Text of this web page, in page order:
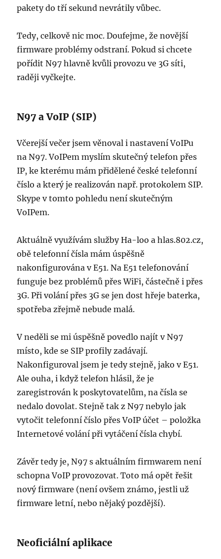
pakety do tří sekund nevrátily vůbec.
Tedy, celkově nic moc. Doufejme, že novější
firmware problémy odstraní. Pokud si chcete
pořídit N97 hlavně kvůli provozu ve 3G síti,
raději vyčkejte.
N97 a VoIP (SIP)
Včerejší večer jsem věnoval i nastavení VoIPu
na N97. VoIPem myslím skutečný telefon přes
IP, ke kterému mám přidělené české telefonní
číslo a který je realizován např. protokolem SIP.
Skype v tomto pohledu není skutečným
VoIPem.
Aktuálně využívám služby Ha-loo a hlas.802.cz,
obě telefonní čísla mám úspěšně
nakonfigurována v E51. Na E51 telefonování
funguje bez problémů přes WiFi, částečně i přes
3G. Při volání přes 3G se jen dost hřeje baterka,
spotřeba zřejmě nebude malá.
V neděli se mi úspěšně povedlo najít v N97
místo, kde se SIP profily zadávají.
Nakonfiguroval jsem je tedy stejně, jako v E51.
Ale ouha, i když telefon hlásil, že je
zaregistrován k poskytovatelům, na čísla se
nedalo dovolat. Stejně tak z N97 nebylo jak
vytočit telefonní číslo přes VoIP účet – položka
Internetové volání při vytáčení čísla chybí.
Závěr tedy je, N97 s aktuálním firmwarem není
schopna VoIP provozovat. Toto má opět řešit
nový firmware (není ovšem známo, jestli už
firmware letní, nebo nějaký pozdější).
Neoficiální aplikace